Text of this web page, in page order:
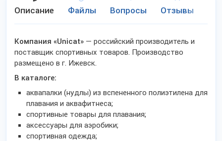
Описание Файлы Вопросы Отзывы
Компания «Unicat» — российский производитель и
поставщик спортивных товаров. Производство
размещено в г. Ижевск.
В каталоге:
аквапалки (нудлы) из вспененного полиэтилена для
плавания и аквафитнеса;
спортивные товары для плавания;
аксессуары для аэробики;
спортивная одежда;